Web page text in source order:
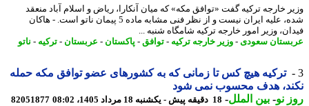
خارجه ترکیه گفت «توافق مکه» که میان آنکارا، ریاض و اسلام آباد منعقد
شده، علیه ایران نیست و از نظر فنی مشابه ماده 5 پیمان ناتو است. - هاکان
وزیر امور خارجه ترکیه شامگاه شنبه ...
سعودی-وزیر خارجه ترکیه-توافق-پاکستان-عربستان-ترکیه-ناتو
ترکیه هیچ کس تا زمانی که به کشورهای عضو توافق مکه حمله
هدف محسوب نمی شود
نو- بین الملل-18 دقیقه پیش - یکشنبه 18 مرداد 1405، 08:02 82051877